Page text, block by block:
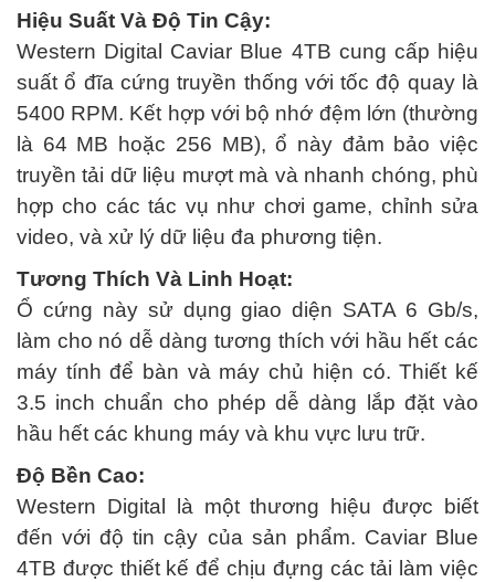
Hiệu Suất Và Độ Tin Cậy:
Western Digital Caviar Blue 4TB cung cấp hiệu
suất ổ đĩa cứng truyền thống với tốc độ quay là
5400 RPM. Kết hợp với bộ nhớ đệm lớn (thường
là 64 MB hoặc 256 MB), ổ này đảm bảo việc
truyền tải dữ liệu mượt mà và nhanh chóng, phù
hợp cho các tác vụ như chơi game, chỉnh sửa
video, và xử lý dữ liệu đa phương tiện.
Tương Thích Và Linh Hoạt:
Ổ cứng này sử dụng giao diện SATA 6 Gb/s,
làm cho nó dễ dàng tương thích với hầu hết các
máy tính để bàn và máy chủ hiện có. Thiết kế
3.5 inch chuẩn cho phép dễ dàng lắp đặt vào
hầu hết các khung máy và khu vực lưu trữ.
Độ Bền Cao:
Western Digital là một thương hiệu được biết
đến với độ tin cậy của sản phẩm. Caviar Blue
4TB được thiết kế để chịu đựng các tải làm việc